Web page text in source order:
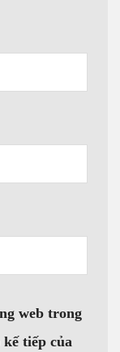
web trong
tiếp của